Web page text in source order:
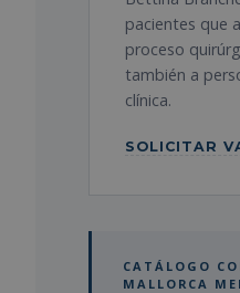
pacientes que
proceso
también a
clínica.
SOLICITAR
CATÁLOGO
MALLORCA